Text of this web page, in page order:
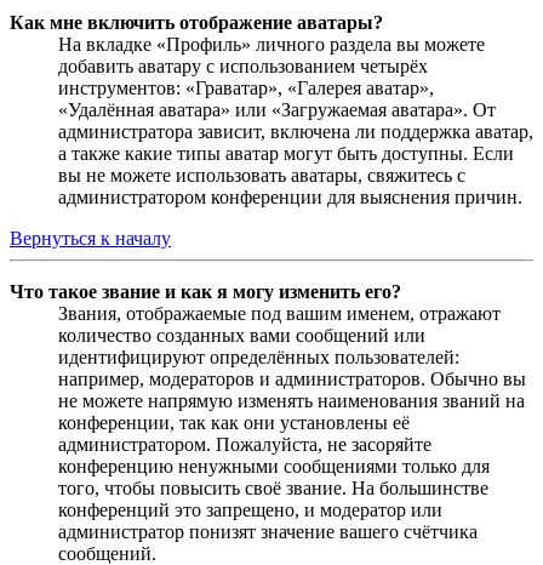
Как мне включить отображение аватары?
На вкладке «Профиль» личного раздела вы можете
добавить аватару с использованием четырёх
инструментов: «Граватар», «Галерея аватар»,
«Удалённая аватара» или «Загружаемая аватара». От
администратора зависит, включена ли поддержка аватар,
а также какие типы аватар могут быть доступны. Если
вы не можете использовать аватары, свяжитесь с
администратором конференции для выяснения причин.
Вернуться к началу
Что такое звание и как я могу изменить его?
Звания, отображаемые под вашим именем, отражают
количество созданных вами сообщений или
идентифицируют определённых пользователей:
например, модераторов и администраторов. Обычно вы
не можете напрямую изменять наименования званий на
конференции, так как они установлены её
администратором. Пожалуйста, не засоряйте
конференцию ненужными сообщениями только для
того, чтобы повысить своё звание. На большинстве
конференций это запрещено, и модератор или
администратор понизят значение вашего счётчика
сообщений.